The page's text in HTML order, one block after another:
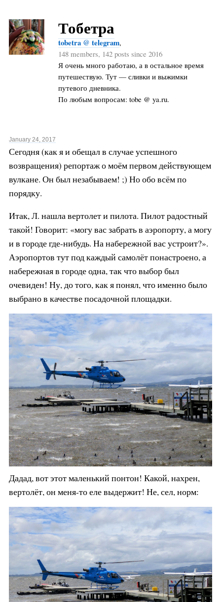
Тобетра
tobetra @ telegram,
148 members, 142 posts since 2016
Я очень много работаю, а в остальное время
путешествую. Тут — сливки и выжимки
путевого дневника.
По любым вопросам: tobe @ ya.ru.
January 24, 2017
Сегодня (как я и обещал в случае успешного
возвращения) репортаж о моём первом действующем
вулкане. Он был незабываем! ;) Но обо всём по
порядку.
Итак, Л. нашла вертолет и пилота. Пилот радостный
такой! Говорит: «могу вас забрать в аэропорту, а могу
и в городе где-нибудь. На набережной вас устроит?».
Аэропортов тут под каждый самолёт понастроено, а
набережная в городе одна, так что выбор был
очевиден! Ну, до того, как я понял, что именно было
выбрано в качестве посадочной площадки.
Дадад, вот этот маленький понтон! Какой, нахрен,
вертолёт, он меня-то еле выдержит! Не, сел, норм: